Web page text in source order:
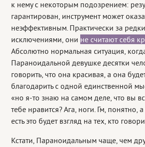
к нему с некоторым подозрением:
гарантирован, инструмент может
неэффективным. Практически за
исключениями, они не считают себя
Абсолютно нормальная ситуация,
Параноидальной девушке десятки
говорить, что она красивая, а она
благодарить с одной единственной
«но я-то знаю на самом деле, что вы
тебе нравится? Ага, ноги. Гм, понятно,
есть это будет взгляд на тех, кто
Кстати, Параноидальным чаще, чем